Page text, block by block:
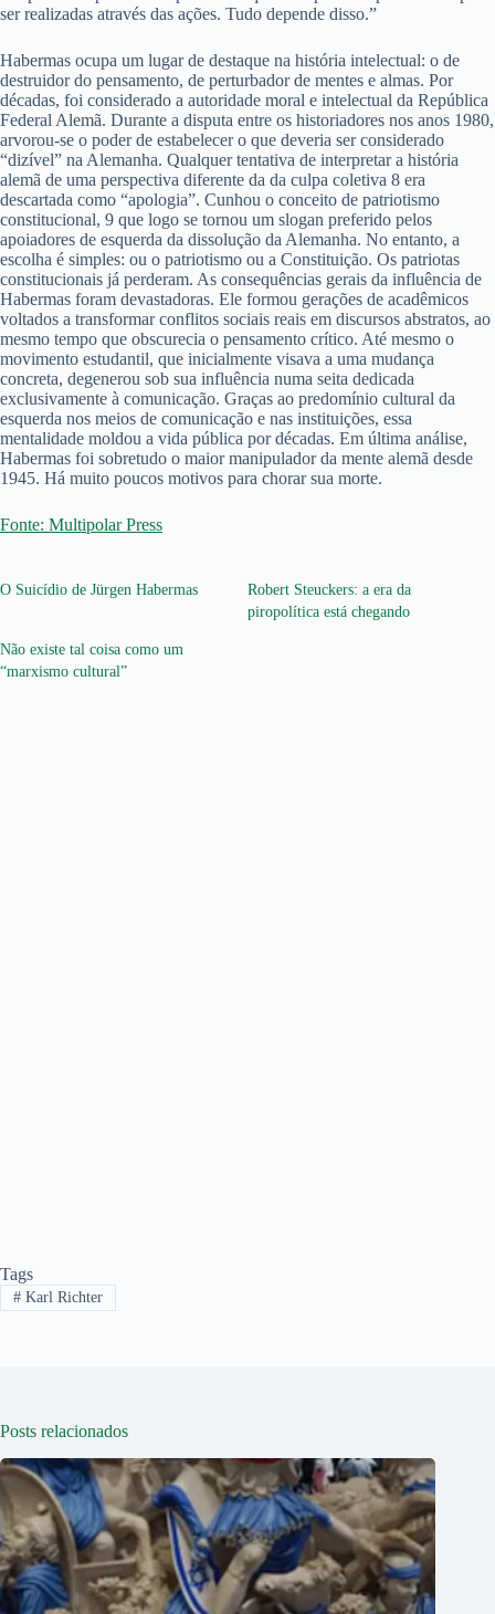
ser realizadas através das ações. Tudo depende disso.”
Habermas ocupa um lugar de destaque na história intelectual: o de
destruidor do pensamento, de perturbador de mentes e almas. Por
décadas, foi considerado a autoridade moral e intelectual da República
Federal Alemã. Durante a disputa entre os historiadores nos anos 1980,
arvorou-se o poder de estabelecer o que deveria ser considerado
“dizível” na Alemanha. Qualquer tentativa de interpretar a história
alemã de uma perspectiva diferente da da culpa coletiva 8 era
descartada como “apologia”. Cunhou o conceito de patriotismo
constitucional, 9 que logo se tornou um slogan preferido pelos
apoiadores de esquerda da dissolução da Alemanha. No entanto, a
escolha é simples: ou o patriotismo ou a Constituição. Os patriotas
constitucionais já perderam. As consequências gerais da influência de
Habermas foram devastadoras. Ele formou gerações de acadêmicos
voltados a transformar conflitos sociais reais em discursos abstratos, ao
mesmo tempo que obscurecia o pensamento crítico. Até mesmo o
movimento estudantil, que inicialmente visava a uma mudança
concreta, degenerou sob sua influência numa seita dedicada
exclusivamente à comunicação. Graças ao predomínio cultural da
esquerda nos meios de comunicação e nas instituições, essa
mentalidade moldou a vida pública por décadas. Em última análise,
Habermas foi sobretudo o maior manipulador da mente alemã desde
1945. Há muito poucos motivos para chorar sua morte.
Fonte: Multipolar Press
O Suicídio de Jürgen Habermas
Robert Steuckers: a era da
piropolítica está chegando
Não existe tal coisa como um
“marxismo cultural”
Tags
#Karl Richter
Posts relacionados